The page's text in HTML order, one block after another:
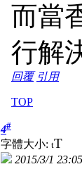
而當
行解
回覆 引用
TOP
4#
字體大小: tT
2015/3/1 23:05